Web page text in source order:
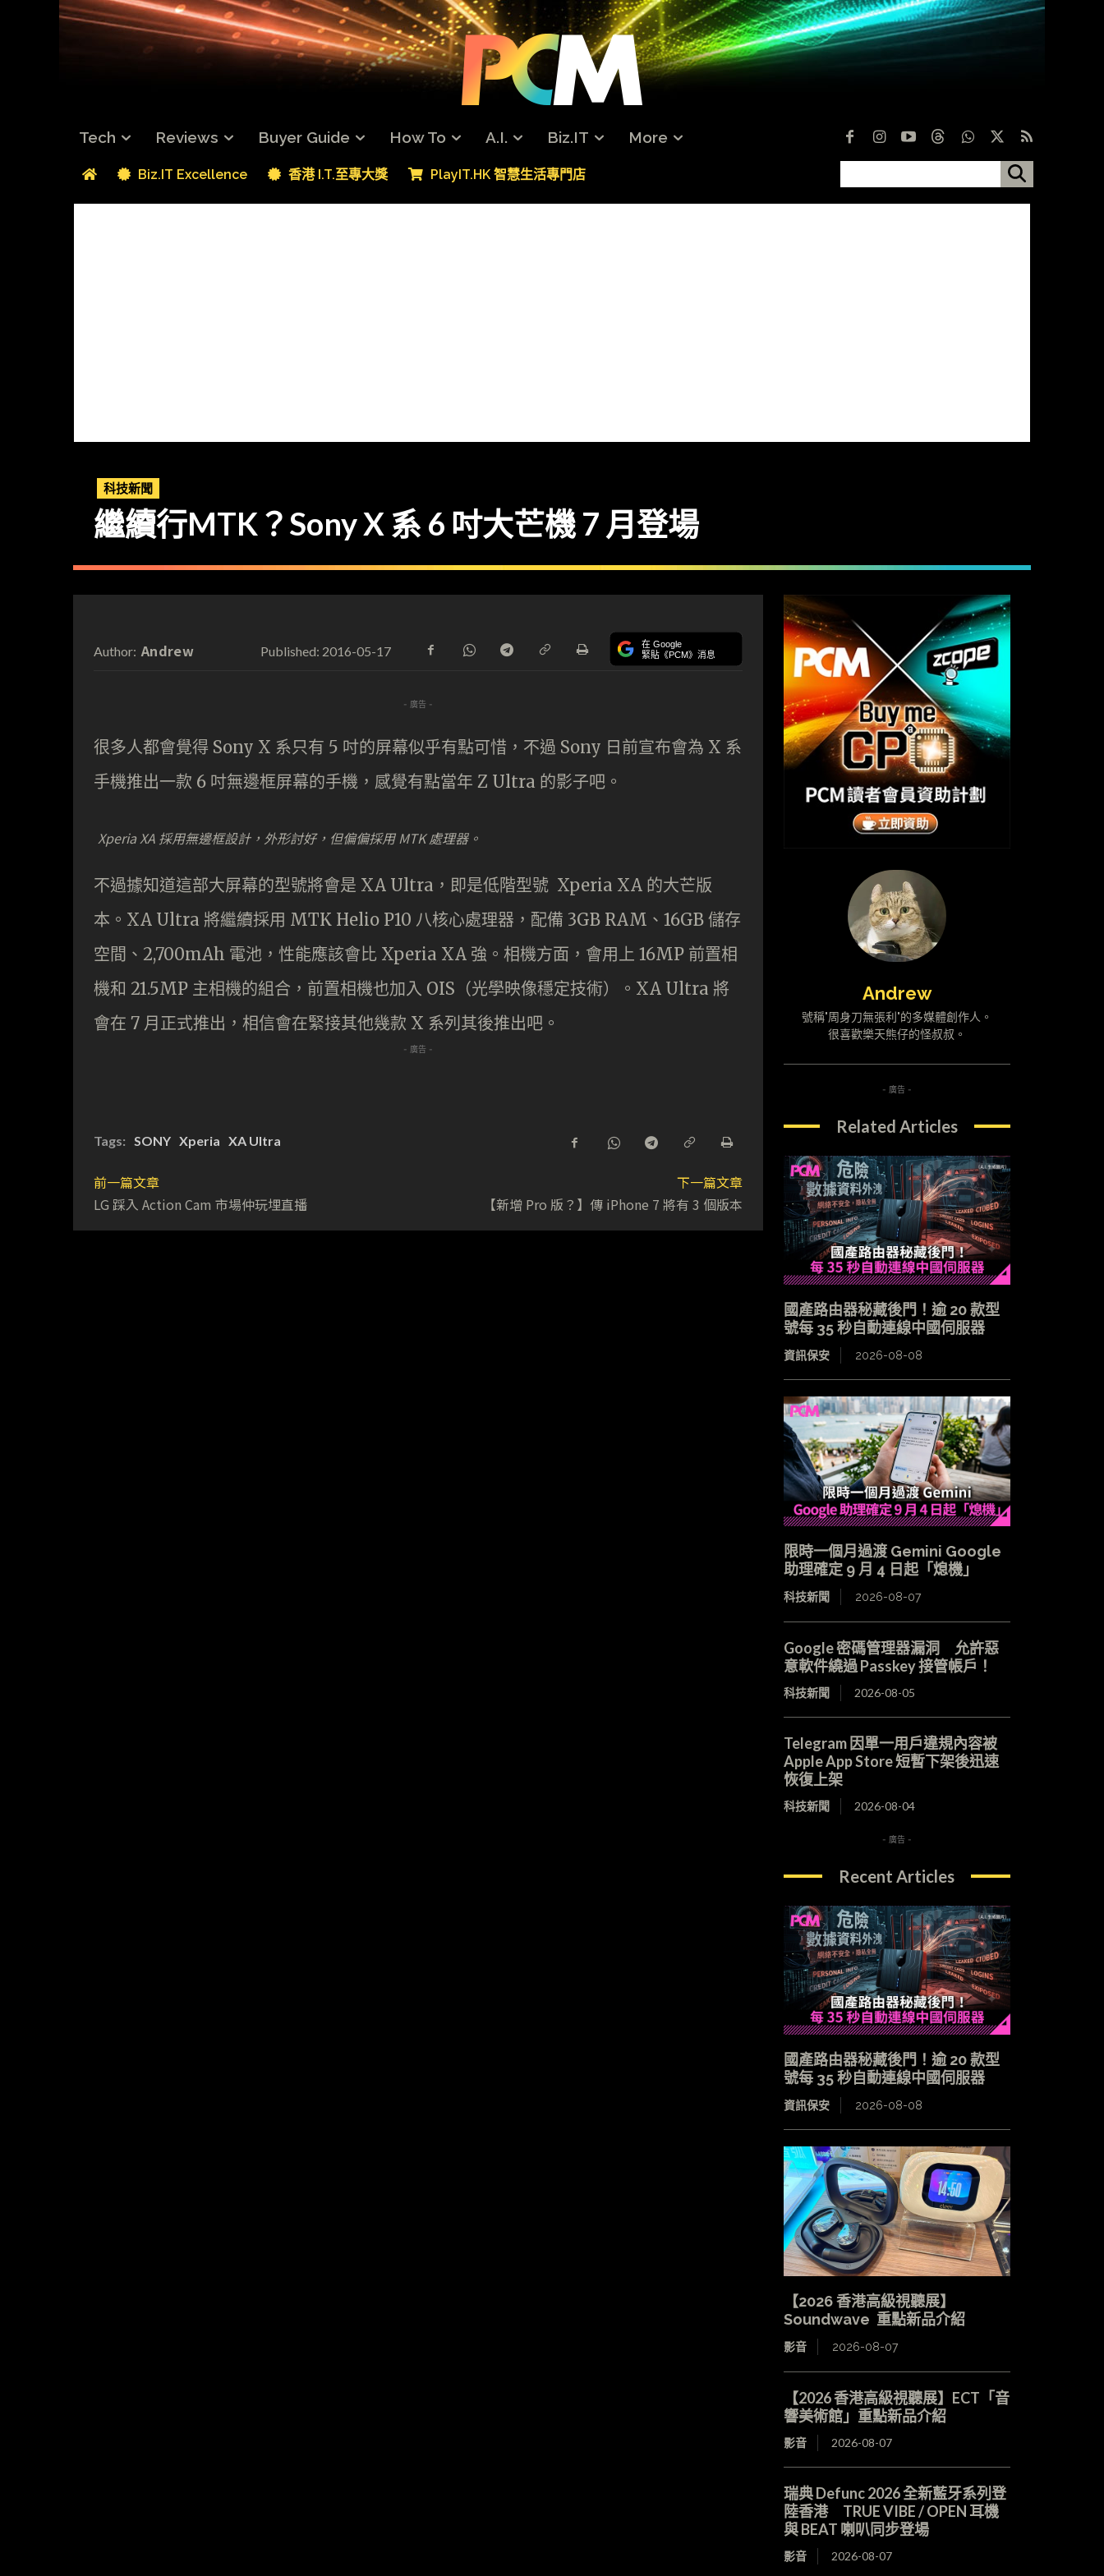
Tech Reviews Buyer Guide How To A.I. Biz.IT More
Biz.IT Excellence 香港 I.T.至專大獎 PlayIT.HK 智慧生活專門店
科技新聞
繼續行MTK？Sony X 系 6 吋大芒機 7 月登場
Author: Andrew Published: 2016-05-17 在 Google
緊貼《PCM》消息
- 廣告 -
很多人都會覺得 Sony X 系只有 5 吋的屏幕似乎有點可惜，不過 Sony 日前宣布會為 X 系
手機推出一款 6 吋無邊框屏幕的手機，感覺有點當年 Z Ultra 的影子吧。
Xperia XA 採用無邊框設計，外形討好，但偏偏採用 MTK 處理器。
不過據知道這部大屏幕的型號將會是 XA Ultra，即是低階型號 Xperia XA 的大芒版
本。XA Ultra 將繼續採用 MTK Helio P10 八核心處理器，配備 3GB RAM、16GB 儲存
空間、2,700mAh 電池，性能應該會比 Xperia XA 強。相機方面，會用上 16MP 前置相
機和 21.5MP 主相機的組合，前置相機也加入 OIS（光學映像穩定技術）。 XA Ultra 將
會在 7 月正式推出，相信會在緊接其他幾款 X 系列其後推出吧。
- 廣告 -
Tags: SONY Xperia XA Ultra
前一篇文章
LG 踩入 Action Cam 市場仲玩埋直播
下一篇文章
【新增 Pro 版？】傳 iPhone 7 將有 3 個版本
Andrew
號稱"周身刀無張利"的多媒體創作人。
很喜歡樂天熊仔的怪叔叔。
- 廣告 -
Related Articles
國產路由器秘藏後門！逾 20 款型
號每 35 秒自動連線中國伺服器
資訊保安 2026-08-08
限時一個月過渡 Gemini Google
助理確定 9 月 4 日起「熄機」
科技新聞 2026-08-07
Google 密碼管理器漏洞 允許惡
意軟件繞過 Passkey 接管帳戶！
科技新聞 2026-08-05
Telegram 因單一用戶違規內容被
Apple App Store 短暫下架後迅速
恢復上架
科技新聞 2026-08-04
- 廣告 -
Recent Articles
國產路由器秘藏後門！逾 20 款型
號每 35 秒自動連線中國伺服器
資訊保安 2026-08-08
【2026 香港高級視聽展】
Soundwave 重點新品介紹
影音 2026-08-07
【2026 香港高級視聽展】ECT「音
響美術館」重點新品介紹
影音 2026-08-07
瑞典 Defunc 2026 全新藍牙系列登
陸香港 TRUE VIBE / OPEN 耳機
與 BEAT 喇叭同步登場
影音 2026-08-07